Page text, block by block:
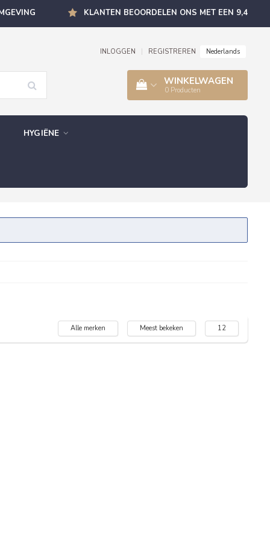
KLANTEN BEOORDELEN ONS MET EEN 9,4
INLOGGEN REGISTREREN Nederlands
WINKELWAGEN
0 Producten
HYGIËNE
Alle merken Meest bekeken 12